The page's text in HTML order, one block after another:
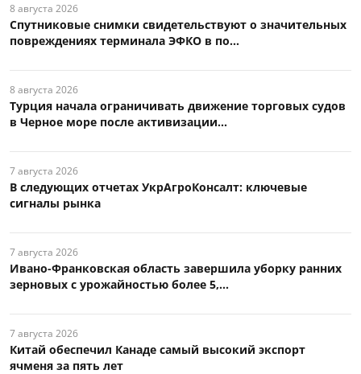
8 августа 2026
Спутниковые снимки свидетельствуют о значительных
повреждениях терминала ЭФКО в по...
8 августа 2026
Турция начала ограничивать движение торговых судов
в Черное море после активизации...
7 августа 2026
В следующих отчетах УкрАгроКонсалт: ключевые
сигналы рынка
7 августа 2026
Ивано-Франковская область завершила уборку ранних
зерновых с урожайностью более 5,...
7 августа 2026
Китай обеспечил Канаде самый высокий экспорт
ячменя за пять лет